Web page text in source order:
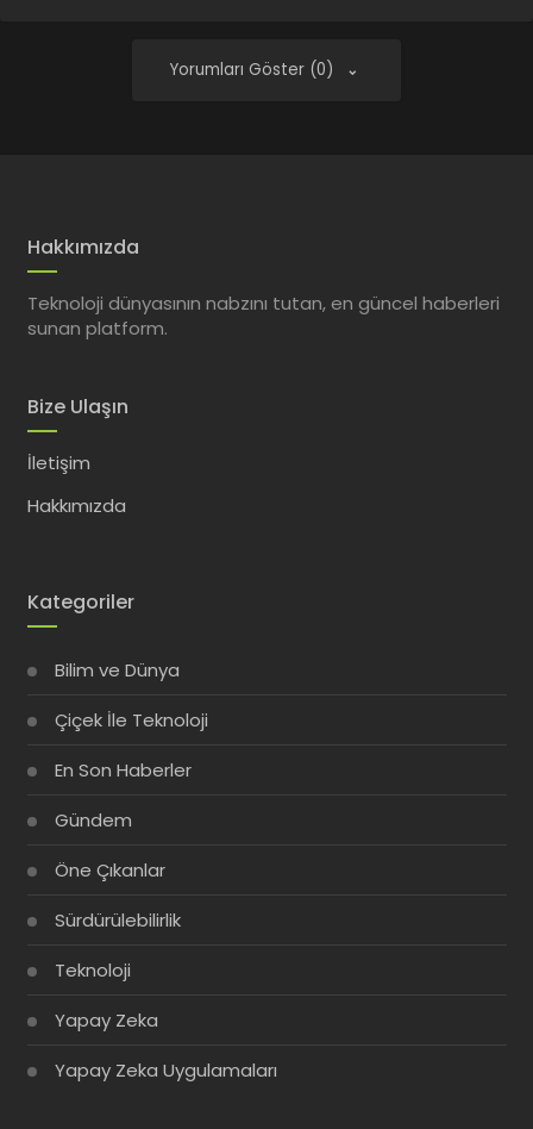
Yorumları Göster (0)
Hakkımızda
Teknoloji dünyasının nabzını tutan, en güncel haberleri
sunan platform.
Bize Ulaşın
İletişim
Hakkımızda
Kategoriler
Bilim ve Dünya
Çiçek İle Teknoloji
En Son Haberler
Gündem
Öne Çıkanlar
Sürdürülebilirlik
Teknoloji
Yapay Zeka
Yapay Zeka Uygulamaları